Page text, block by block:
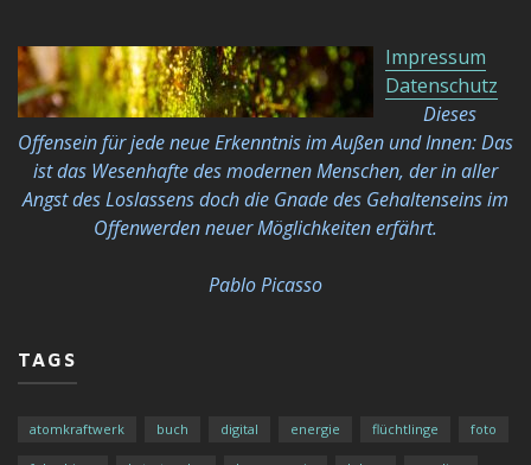
Impressum
Datenschutz
Dieses
Offensein für jede neue Erkenntnis im Außen und Innen: Das
ist das Wesenhafte des modernen Menschen, der in aller
Angst des Loslassens doch die Gnade des Gehaltenseins im
Offenwerden neuer Möglichkeitenerfährt.
Pablo Picasso
TAGS
atomkraftwerk buch digital energie flüchtlinge foto